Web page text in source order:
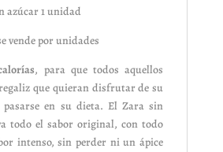
azúcar 1 unidad
vende por unidades
, para que todos aquellos
que quieran disfrutar de su
en su dieta. El Zara sin
todo el sabor original, con todo
intenso, sin perder ni un ápice